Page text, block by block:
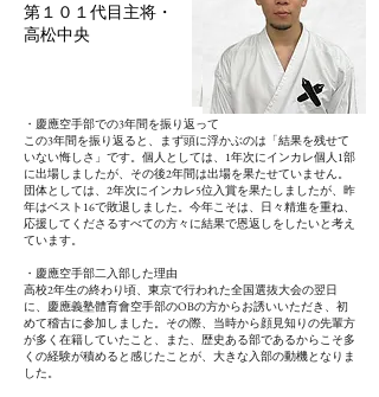
第１０１代目主将​・
高松中央
・慶應空手部での3年間を振り返って
この3年間を振り返ると、まず頭に浮かぶのは「結果を残せて
いない悔しさ」です。個人としては、1年次にインカレ個人1部
に出場しましたが、その後2年間は出場を果たせていません。
団体としては、2年次にインカレ5位入賞を果たしましたが、昨
年はベスト16で敗退しました。今年こそは、日々精進を重ね、
応援してくださるすべての方々に結果で恩返しをしたいと考え
ています。
・慶應空手部二入部した理由
高校2年生の終わり頃、東京で行われた全国選抜大会の翌日
に、慶應義塾體育會空手部のOBの方からお誘いいただき、初
めて稽古に参加しました。その際、当時から顔見知りの先輩方
が多く在籍していたこと、また、歴史ある部であるからこそ多
くの経験が積めると感じたことが、大きな入部の動機となりま
した。